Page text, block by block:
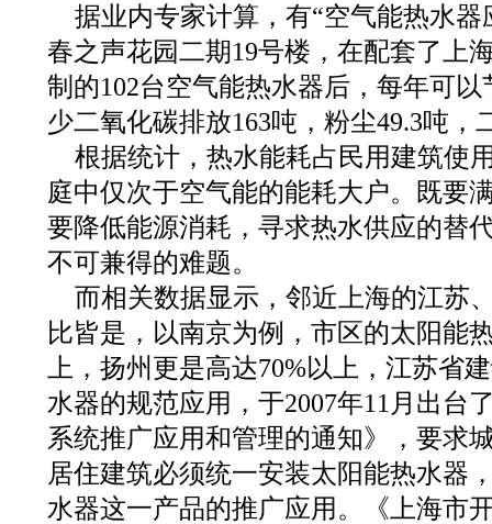
据业内专家计算，有“空气能热水
春之声花园二期19号楼，在配套了上
制的102台空气能热水器后，每年可以
少二氧化碳排放163吨，粉尘49.3吨，
根据统计，热水能耗占民用建筑使
庭中仅次于空气能的能耗大户。既要
要降低能源消耗，寻求热水供应的替
不可兼得的难题。
而相关数据显示，邻近上海的江苏
比皆是，以南京为例，市区的太阳能
上，扬州更是高达70%以上，江苏省
水器的规范应用，于2007年11月出台
系统推广应用和管理的通知》，要求
居住建筑必须统一安装太阳能热水器
水器这一产品的推广应用。《上海市